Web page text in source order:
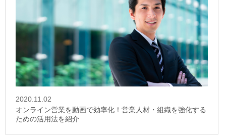
2020.11.02
オンライン営業を動画で効率化！営業人材・組織を強化する
ための活用法を紹介